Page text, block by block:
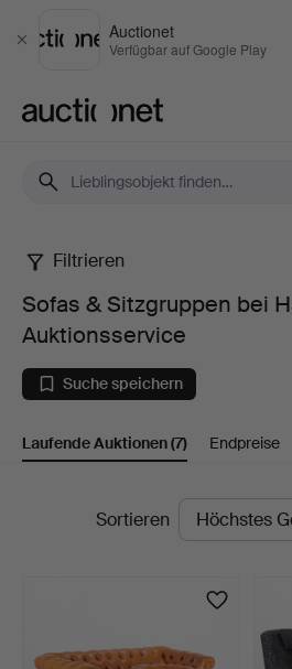
Schließen
Auctionet
Verfügbar auf Google Play
Sofas
Sitzgruppen
bei
Auktionsservice
Filtrieren
Sofas & Sitzgruppen bei
Auktionsservice
Suche speichern
Laufende Auktionen(7) Endpreise
LaufendeSortieren